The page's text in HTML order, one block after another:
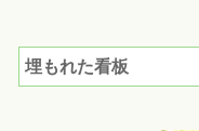
埋もれた看板